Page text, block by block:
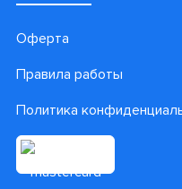
Оферта
Правила работы
Политика